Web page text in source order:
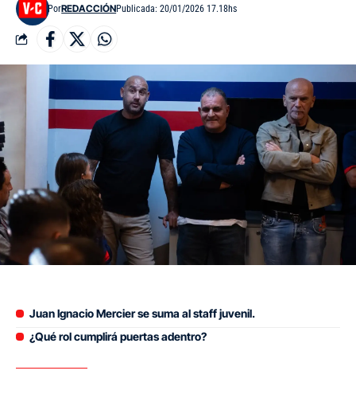
PorREDACCIÓNPublicada: 20/01/2026 17.18hs
Juan Ignacio Mercier se suma al staff juvenil.
¿Qué rol cumplirá puertas adentro?